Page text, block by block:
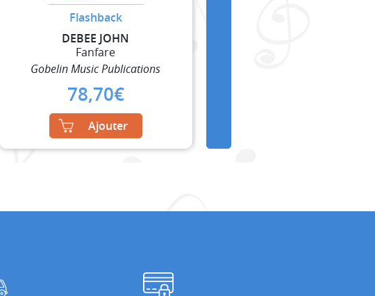
Flashback
DEBEE JOHN
Fanfare
Gobelin Music Publications
78,70€
Ajouter